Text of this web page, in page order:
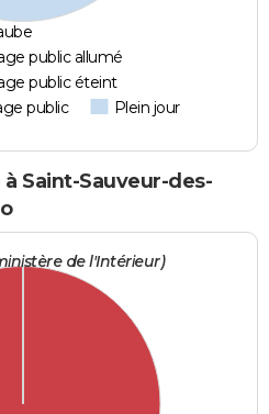
public allumé
public éteint
public
Plein jour
Saint-Sauveur-des-
de l'Intérieur)